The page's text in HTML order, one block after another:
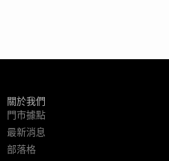
關於我們
門市據點
最新消息
部落格